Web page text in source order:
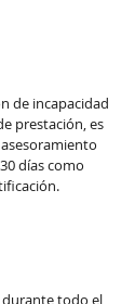
de incapacidad
prestación, es
días como
todo el